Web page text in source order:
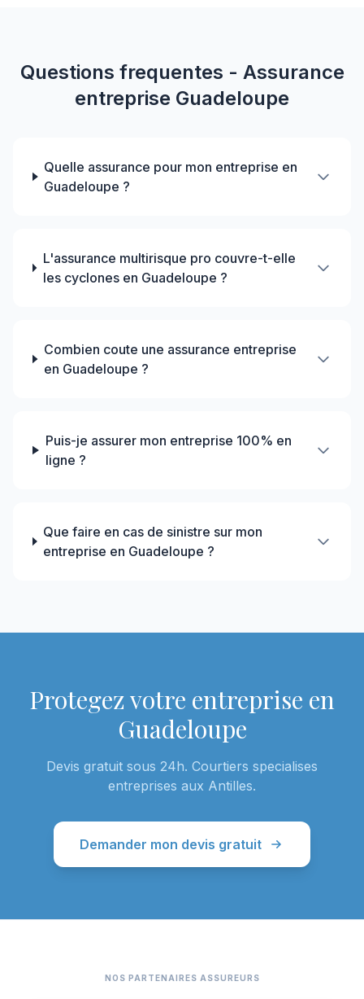
Questions frequentes - Assurance
entreprise Guadeloupe
Quelle assurance pour mon entreprise en
Guadeloupe ?
L'assurance multirisque pro couvre-t-elle
les cyclones en Guadeloupe ?
Combien coute une assurance entreprise
en Guadeloupe ?
Puis-je assurer mon entreprise 100% en
ligne ?
Que faire en cas de sinistre sur mon
entreprise en Guadeloupe ?
Protegez votre entreprise en
Guadeloupe
Devis gratuit sous 24h. Courtiers specialises
entreprises aux Antilles.
Demander mon devis gratuit
NOS PARTENAIRES ASSUREURS